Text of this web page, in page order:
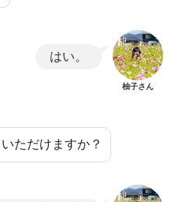
はい。
柚子さん
ただけますか？